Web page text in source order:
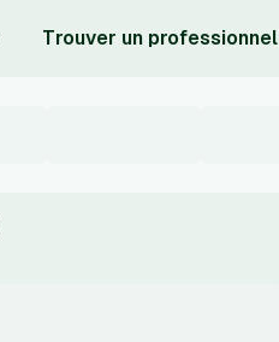
Trouver un professionnel